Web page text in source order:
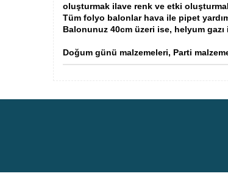
oluşturmak ilave renk ve etki
Tüm folyo balonlar hava ile pipet
Balonunuz 40cm üzeri ise, helyum
Doğum günü malzemeleri, Parti